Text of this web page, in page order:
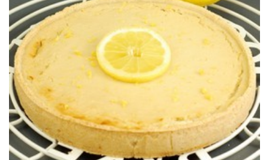
TARTE AU CITRON VEGAN (AU TOFU
SOYEUX) (sans gluten)
Une version vegan d’un grand classique pour le plaisir de tous.